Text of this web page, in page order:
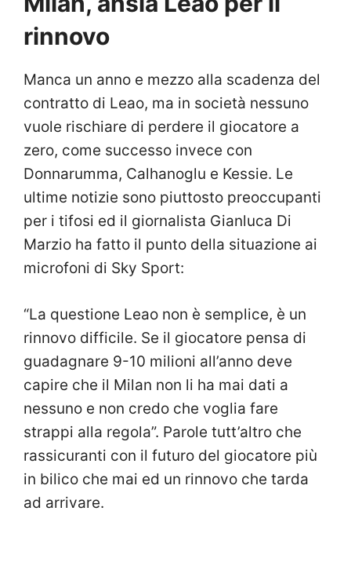
rinnovo
Manca un anno e mezzo alla scadenza del
contratto di Leao, ma in società nessuno
vuole rischiare di perdere il giocatore a
zero, come successo invece con
Donnarumma, Calhanoglu e Kessie. Le
ultime notizie sono piuttosto preoccupanti
per i tifosi ed il giornalista Gianluca Di
Marzio ha fatto il punto della situazione ai
microfoni di Sky Sport:
“La questione Leao non è semplice, è un
rinnovo difficile. Se il giocatore pensa di
guadagnare 9-10 milioni all’anno deve
capire che il Milan non li ha mai dati a
nessuno e non credo che voglia fare
strappi alla regola”. Parole tutt’altro che
rassicuranti con il futuro del giocatore più
in bilico che mai ed un rinnovo che tarda
ad arrivare.